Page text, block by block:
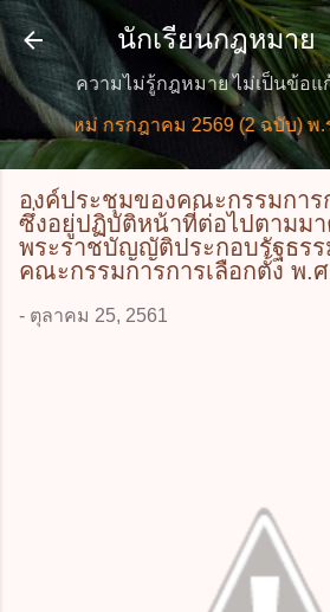
ข้ามไปที่เนื้อหาห
นักเรียนกฎหมาย
ความไม่รู้กฎหมาย ไม่เป็นข้อแ
ยใหม่ กรกฎาคม 2569 (2 ฉบับ) พ.ร.บ.
องค์ประชุมของคณะกรรมการ
ซึ่งอยู่ปฏิบัติหน้าที่ต่อไปตามมา
พระราชบัญญัติประกอบรัฐธร
คณะกรรมการการเลือกตั้ง พ.
- ตุลาคม 25, 2561